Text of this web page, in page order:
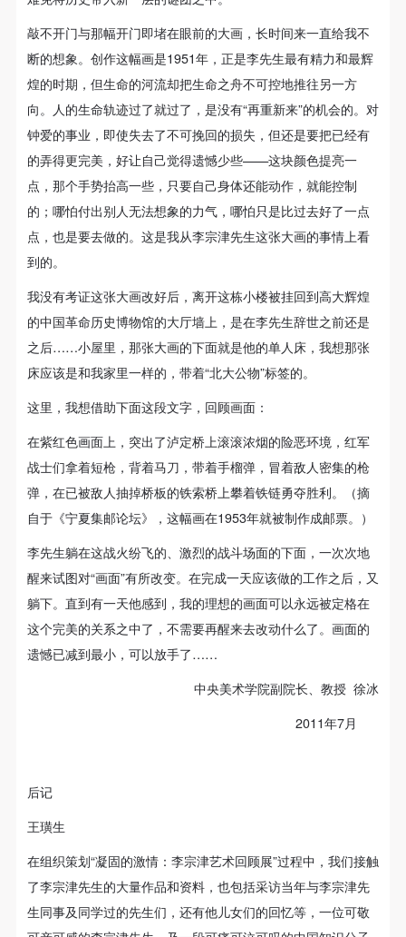
敲不开门与那幅开门即堵在眼前的大画，长时间来一直给我不
断的想象。创作这幅画是1951年，正是李先生最有精力和最辉
煌的时期，但生命的河流却把生命之舟不可控地推往另一方
向。人的生命轨迹过了就过了，是没有“再重新来”的机会的。对
钟爱的事业，即使失去了不可挽回的损失，但还是要把已经有
的弄得更完美，好让自己觉得遗憾少些——这块颜色提亮一
点，那个手势抬高一些，只要自己身体还能动作，就能控制
的；哪怕付出别人无法想象的力气，哪怕只是比过去好了一点
点，也是要去做的。这是我从李宗津先生这张大画的事情上看
到的。
我没有考证这张大画改好后，离开这栋小楼被挂回到高大辉煌
的中国革命历史博物馆的大厅墙上，是在李先生辞世之前还是
之后……小屋里，那张大画的下面就是他的单人床，我想那张
床应该是和我家里一样的，带着“北大公物”标签的。
这里，我想借助下面这段文字，回顾画面：
在紫红色画面上，突出了泸定桥上滚滚浓烟的险恶环境，红军
战士们拿着短枪，背着马刀，带着手榴弹，冒着敌人密集的枪
弹，在已被敌人抽掉桥板的铁索桥上攀着铁链勇夺胜利。（摘
自于《宁夏集邮论坛》，这幅画在1953年就被制作成邮票。）
李先生躺在这战火纷飞的、激烈的战斗场面的下面，一次次地
醒来试图对“画面”有所改变。在完成一天应该做的工作之后，又
躺下。直到有一天他感到，我的理想的画面可以永远被定格在
这个完美的关系之中了，不需要再醒来去改动什么了。画面的
遗憾已减到最小，可以放手了……
中央美术学院副院长、教授 徐冰
2011年7月
后记
王璜生
在组织策划“凝固的激情：李宗津艺术回顾展”过程中，我们接触
了李宗津先生的大量作品和资料，也包括采访当年与李宗津先
生同事及同学过的先生们，还有他儿女们的回忆等，一位可敬